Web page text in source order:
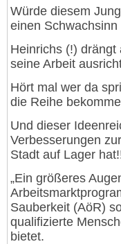
Würde diesem
einen
Heinrichs (!)
seine Arbeit
Hört mal wer da
die Reihe
Und dieser
Verbesserungen
Stadt auf Lager
„Ein größeres
Sauberkeit (AöR)
qualifizierte
bietet.